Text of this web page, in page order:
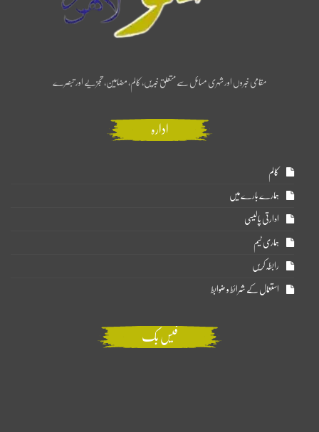
مقامی خبروں اور شہری مسائل سے متعلق خبریں، کالم، مضامین، تجزیے اور تبصرے
ادارہ
کالم
ہمارے بارے میں
ادارتی پالیسی
ہماری ٹیم
رابطہ کریں
استعمال کے شرائط و ضوابط
فیس بک